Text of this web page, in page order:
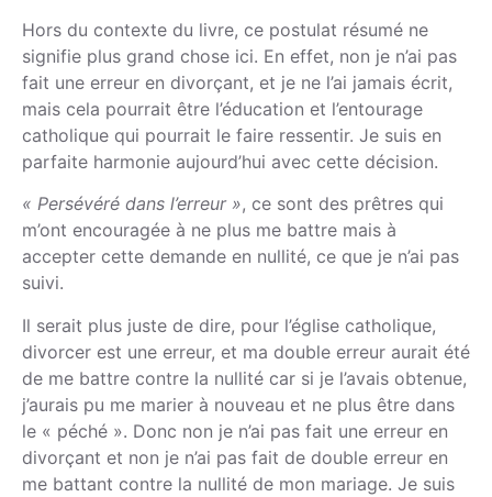
Hors du contexte du livre, ce postulat résumé ne
signifie plus grand chose ici. En effet, non je n’ai pas
fait une erreur en divorçant, et je ne l’ai jamais écrit,
mais cela pourrait être l’éducation et l’entourage
catholique qui pourrait le faire ressentir. Je suis en
parfaite harmonie aujourd’hui avec cette décision.
« Persévéré dans l’erreur », ce sont des prêtres qui
m’ont encouragée à ne plus me battre mais à
accepter cette demande en nullité, ce que je n’ai pas
suivi.
Il serait plus juste de dire, pour l’église catholique,
divorcer est une erreur, et ma double erreur aurait été
de me battre contre la nullité car si je l’avais obtenue,
j’aurais pu me marier à nouveau et ne plus être dans
le « péché ». Donc non je n’ai pas fait une erreur en
divorçant et non je n’ai pas fait de double erreur en
me battant contre la nullité de mon mariage. Je suis